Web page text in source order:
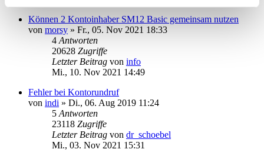
Können 2 Kontoinhaber SM12 Basic gemeinsam nutzen
von morsy » Fr., 05. Nov 2021 18:33
4 Antworten
20628 Zugriffe
Letzter Beitrag von info
Mi., 10. Nov 2021 14:49
Fehler bei Kontorundruf
von indi » Di., 06. Aug 2019 11:24
5 Antworten
23118 Zugriffe
Letzter Beitrag von dr_schoebel
Mi., 03. Nov 2021 15:31